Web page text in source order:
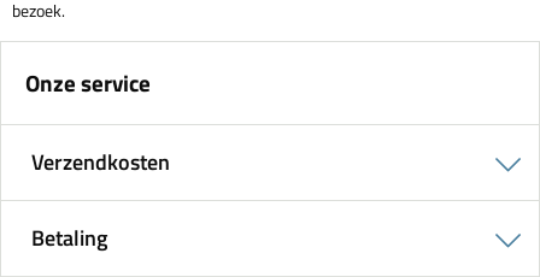
bezoek.
Onze service
Verzendkosten
Betaling